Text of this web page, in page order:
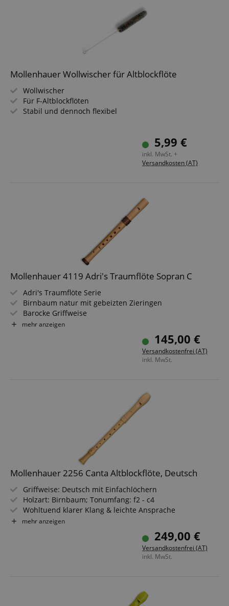
Mollenhauer Wollwischer für Altblockflöte
Wollwischer
Für F-Altblockflöten
Stabil und dennoch flexibel
5,99 €
inkl. MwSt. +
Versandkosten (AT)
Mollenhauer 4119 Adri's Traumflöte Sopran C
Adri's Traumflöte Serie
Birnbaum natur mit gebeizten Zieringen
Barocke Griffweise
Stimmung: C-Sopran
Inkl. Flötentasche, Microfaserwischer, Fettdöschen &
mehr anzeigen
145,00 €
Versandkostenfrei (AT)
inkl. MwSt.
Mollenhauer 2256 Canta Altblockflöte, Deutsch
Griffweise: Deutsch mit Einfachlöchern
Holzart: Birnbaum; Tonumfang: f2 - c4
Wohltuend klarer Klang & leichte Ansprache
Besonders belastbar und zuverlässig
Ausgewogene Gewichtsverhältnisse, leichte Bauweise
mehr anzeigen
249,00 €
Versandkostenfrei (AT)
inkl. MwSt.